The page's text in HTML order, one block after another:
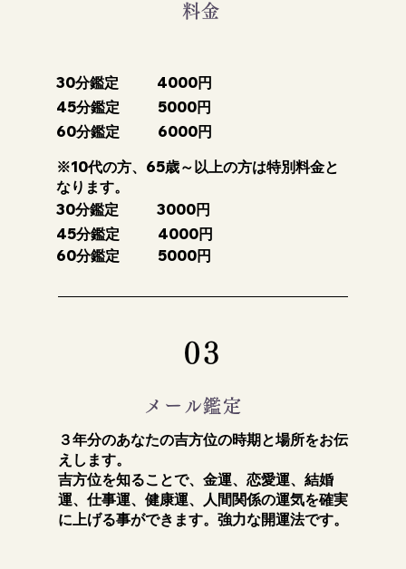
料金
30分鑑定
4000円
45分鑑定
5000円
60分鑑定
6000円
※10代の方、65歳～以上の方は特別料金と
なります。
30分鑑定
3000円
45分鑑定
4000円
60分鑑定
5000円
03
メール鑑定
３年分のあなたの吉方位の時期と場所をお伝
えします。
吉方位を知ることで、金運、恋愛運、結婚
運、仕事運、健康運、人間関係の運気を確実
に上げる事ができます。強力な開運法です。